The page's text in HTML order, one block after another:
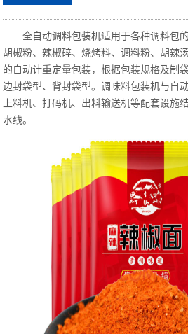
全自动调料包装机适用于各种调料包
胡椒粉、辣椒碎、烧烤料、调料粉、胡辣
的 自动计重定量包装，根据包装规格及制
边封袋型、背封袋型。调味料包装机与 自
上料机、打码机、出料输送机等配套设施
水线。